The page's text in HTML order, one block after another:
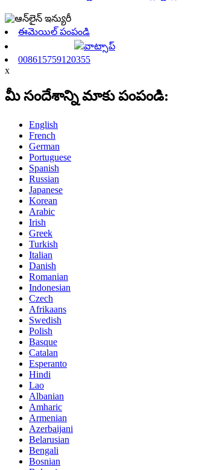
ఈమెయిల్ పంపండి
వాట్సాప్
008615759120355
x
మీ సందేశాన్ని మాకు పంపండి:
English
French
German
Portuguese
Spanish
Russian
Japanese
Korean
Arabic
Irish
Greek
Turkish
Italian
Danish
Romanian
Indonesian
Czech
Afrikaans
Swedish
Polish
Basque
Catalan
Esperanto
Hindi
Lao
Albanian
Amharic
Armenian
Azerbaijani
Belarusian
Bengali
Bosnian